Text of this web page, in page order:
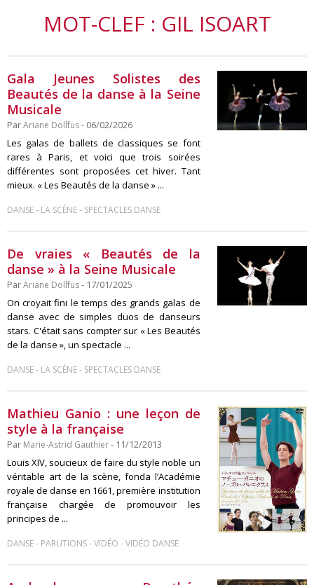
MOT-CLEF : GIL ISOART
Gala Jeunes Solistes des
Beautés de la danse à la Seine
Musicale
ParAriane Dollfus- 06/02/2026
Les galas de ballets de classiques se font
rares à Paris, et voici que trois soirées
différentes sont proposées cet hiver. Tant
mieux. « Les Beautés de la danse » ...
DANSE- LA SCÈNE- SPECTACLES DANSE
De vraies « Beautés de la
danse » à la Seine Musicale
ParAriane Dollfus- 17/01/2025
On croyait fini le temps des grands galas de
danse avec de simples duos de danseurs
stars. C'était sans compter sur « Les Beautés
de la danse », un spectacle ...
DANSE- LA SCÈNE- SPECTACLES DANSE
Mathieu Ganio : une leçon de
style à la française
Par Marie-Astrid Gauthier- 11/12/2013
Louis XIV, soucieux de faire du style noble un
véritable art de la scène, fonda l’Académie
royale de danse en 1661, première institution
française chargée de promouvoir les
principes de ...
DANSE- PARUTIONS-VIDÉO -VIDÉO DANSE